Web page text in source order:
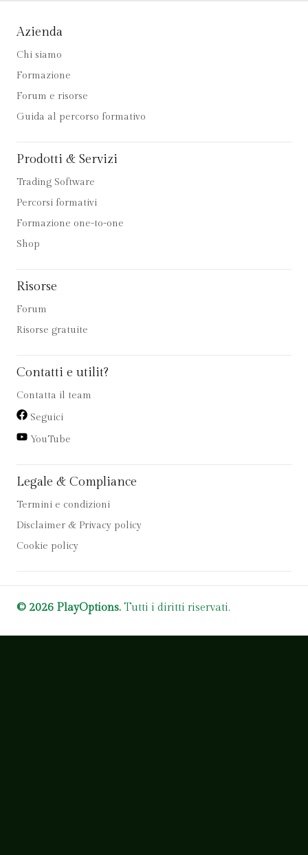
Azienda
Chi siamo
Formazione
Forum e risorse
Guida al percorso formativo
Prodotti & Servizi
Trading Software
Percorsi formativi
Formazione one-to-one
Shop
Risorse
Forum
Risorse gratuite
Contatti e utilit?
Contatta il team
Seguici
YouTube
Legale & Compliance
Termini e condizioni
Disclaimer & Privacy policy
Cookie policy
© 2026 PlayOptions. Tutti i diritti riservati.